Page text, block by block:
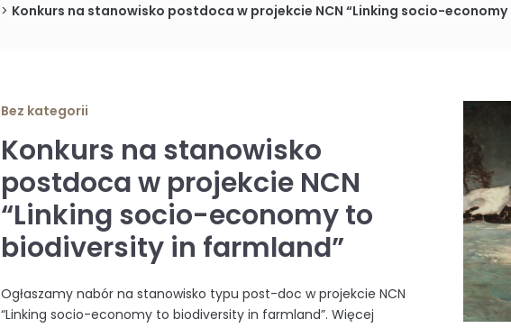
> Konkurs na stanowisko postdoca w projekcie NCN “Linking socio-
Bez kategorii
Konkurs na stanowisko
postdoca w projekcie NCN
“Linking socio-economy to
biodiversity in farmland”
Ogłaszamy nabór na stanowisko typu post-doc w projekcie NCN
“Linking socio-economy to biodiversity in farmland”. Więcej